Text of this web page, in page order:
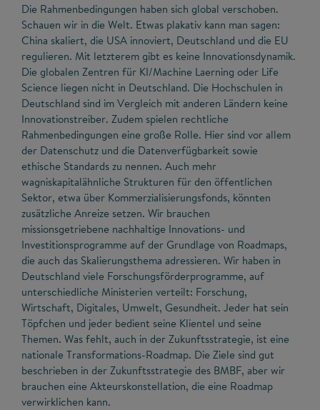
Die Rahmenbedingungen haben sich global verschoben.
Schauen wir in die Welt. Etwas plakativ kann man sagen:
China skaliert, die USA innoviert, Deutschland und die EU
regulieren. Mit letzterem gibt es keine Innovationsdynamik.
Die globalen Zentren für KI/Machine Laerning oder Life
Science liegen nicht in Deutschland. Die Hochschulen in
Deutschland sind im Vergleich mit anderen Ländern keine
Innovationstreiber. Zudem spielen rechtliche
Rahmenbedingungen eine große Rolle. Hier sind vor allem
der Datenschutz und die Datenverfügbarkeit sowie
ethische Standards zu nennen. Auch mehr
wagniskapitalähnliche Strukturen für den öffentlichen
Sektor, etwa über Kommerzialisierungsfonds, könnten
zusätzliche Anreize setzen. Wir brauchen
missionsgetriebene nachhaltige Innovations- und
Investitionsprogramme auf der Grundlage von Roadmaps,
die auch das Skalierungsthema adressieren. Wir haben in
Deutschland viele Forschungsförderprogramme, auf
unterschiedliche Ministerien verteilt: Forschung,
Wirtschaft, Digitales, Umwelt, Gesundheit. Jeder hat sein
Töpfchen und jeder bedient seine Klientel und seine
Themen. Was fehlt, auch in der Zukunftsstrategie, ist eine
nationale Transformations-Roadmap. Die Ziele sind gut
beschrieben in der Zukunftsstrategie des BMBF, aber wir
brauchen eine Akteurskonstellation, die eine Roadmap
verwirklichen kann.